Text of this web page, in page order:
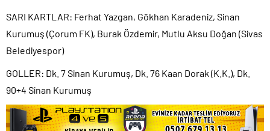
SARI KARTLAR: Ferhat Yazgan, Gökhan Karadeniz, Sinan
Kurumuş (Çorum FK), Burak Özdemir, Mutlu Aksu Doğan (Sivas
Belediyespor)
GOLLER: Dk. 7 Sinan Kurumuş, Dk. 76 Kaan Dorak (K.K.), Dk.
90+4 Sinan Kurumuş